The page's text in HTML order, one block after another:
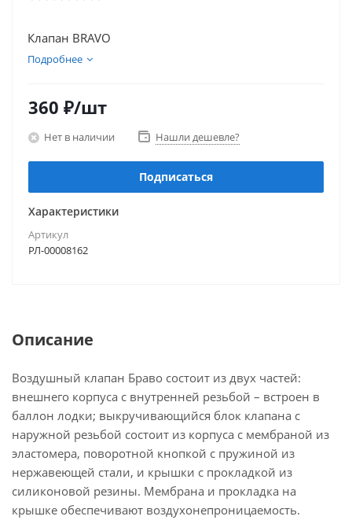
Клапан BRAVO
Подробнее
360 ₽/шт
Нет в наличии Нашли дешевле?
Подписаться
Характеристики
Артикул
РЛ-00008162
Описание
Воздушный клапан Браво состоит из двух частей:
внешнего корпуса с внутренней резьбой – встроен в
баллон лодки; выкручивающийся блок клапана с
наружной резьбой состоит из корпуса с мембраной из
эластомера, поворотной кнопкой с пружиной из
нержавеющей стали, и крышки с прокладкой из
силиконовой резины. Мембрана и прокладка на
крышке обеспечивают воздухонепроницаемость.